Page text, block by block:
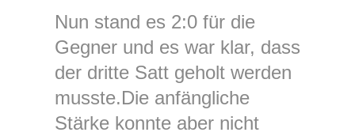
Nun stand es 2:0 für die
Gegner und es war klar, dass
der dritte Satt geholt werden
musste.Die anfängliche
Stärke konnte aber nicht